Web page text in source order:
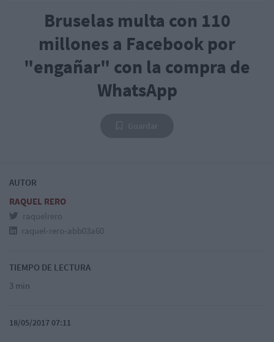
Bruselas multa con 110
millones a Facebook por
"engañar" con la compra de
WhatsApp
AUTOR
RAQUEL RERO
raquelrero
raquel-rero-abb03a60
TIEMPO DE LECTURA
3 min
18/05/2017 07:11